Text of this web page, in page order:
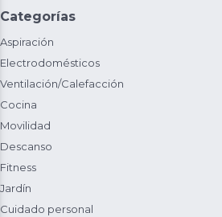
Categorías
Aspiración
Electrodomésticos
Ventilación/Calefacción
Cocina
Movilidad
Descanso
Fitness
Jardín
Cuidado personal